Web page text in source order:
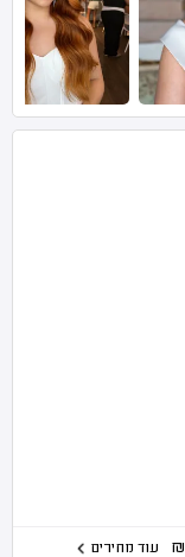
₪ עוד מחירים